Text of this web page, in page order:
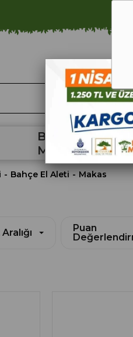
ARA
Bahçe
Malzemeleri
Bahçe El Aleti Makas
Puan